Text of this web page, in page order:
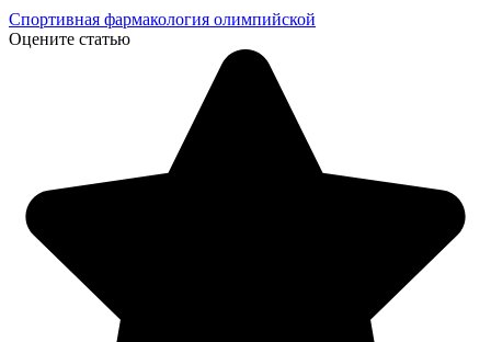
Спортивная фармакология олимпийской
Оцените статью